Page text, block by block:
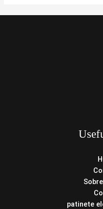
patinete